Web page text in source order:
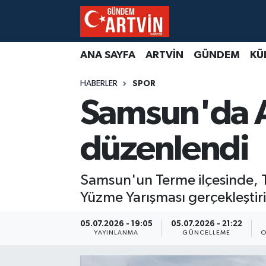
ANA SAYFA ARTVİN GÜNDEM
HABERLER SPOR
Samsun'da
düzenlendi
Samsun'un Terme ilçesinde,
Yüzme Yarışması
05.07.2026 - 19:05
YAYINLANMA
05.07.2026 - 21:22
GÜNCELLEME